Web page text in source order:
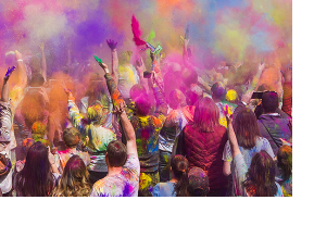
verrückt
und
einzigartig